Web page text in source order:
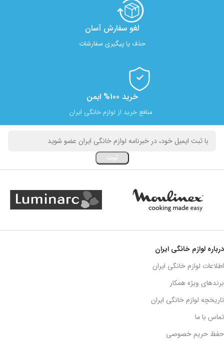
لغو سفارش آسان​
حذف یا پیگیری سفارشات
خرید 100% ایمن
منافع خرید از لوازم خانگی ایران
درباره لوازم خانگی ایران
اطلاعات لوازم خانگی ایران
برندهای ویژه همکار
تاریخچه لوازم خانگی ایران
تماس با ما
حفظ حریم خصوصی